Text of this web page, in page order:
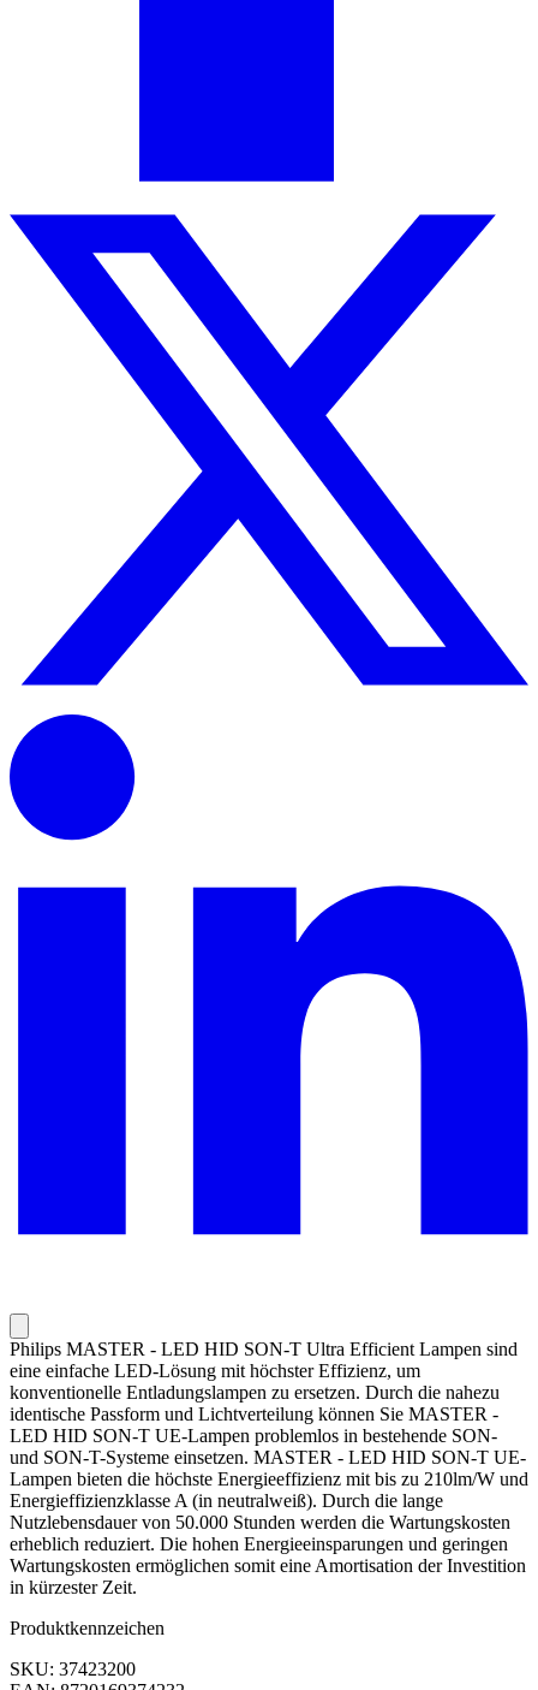
Philips MASTER - LED HID SON-T Ultra Efficient Lampen sind
eine einfache LED-Lösung mit höchster Effizienz, um
konventionelle Entladungslampen zu ersetzen. Durch die nahezu
identische Passform und Lichtverteilung können Sie MASTER -
LED HID SON-T UE-Lampen problemlos in bestehende SON-
und SON-T-Systeme einsetzen. MASTER - LED HID SON-T UE-
Lampen bieten die höchste Energieeffizienz mit bis zu 210lm/W und
Energieffizienzklasse A (in neutralweiß). Durch die lange
Nutzlebensdauer von 50.000 Stunden werden die Wartungskosten
erheblich reduziert. Die hohen Energieeinsparungen und geringen
Wartungskosten ermöglichen somit eine Amortisation der Investition
in kürzester Zeit.
Produktkennzeichen
SKU: 37423200